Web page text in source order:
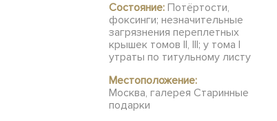
Состояние: Потёртости,
фоксинги; незначительные
загрязнения переплетных
крышек томов II, III; у тома I
утраты по титульному листу
Местоположение:
Москва, галерея Старинные
подарки